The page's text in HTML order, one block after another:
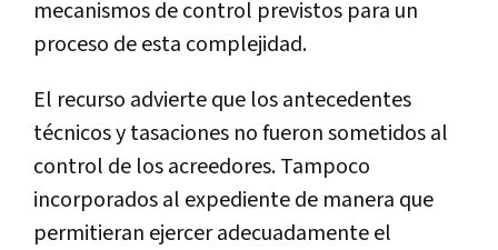
mecanismos de control previstos para un
proceso de esta complejidad.
El recurso advierte que los antecedentes
técnicos y tasaciones no fueron sometidos al
control de los acreedores. Tampoco
incorporados al expediente de manera que
permitieran ejercer adecuadamente el